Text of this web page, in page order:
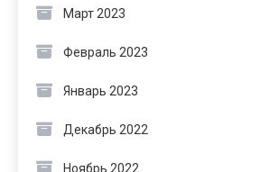
Март 2023
Февраль 2023
Январь 2023
Декабрь 2022
Ноябрь 2022